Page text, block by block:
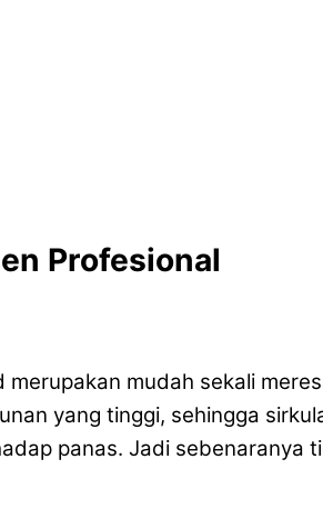
Profesional
mudah sekali
yang tinggi, sehingga
panas. Jadi sebenaranya